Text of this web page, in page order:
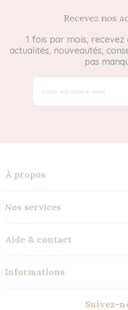
Recevez nos
1 fois par mois, recevez
actualités, nouveautés,
pas
À propos
Nos services
Aide & contact
Informations
Suivez-